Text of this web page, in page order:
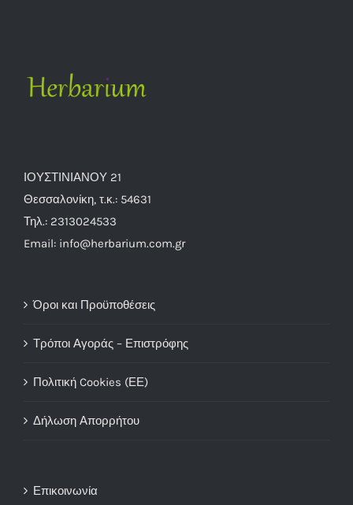
ΙΟΥΣΤΙΝΙΑΝΟΥ 21
Θεσσαλονίκη, τ.κ.: 54631
Τηλ.: 2313024533
Email: info@herbarium.com.gr
Όροι και Προϋποθέσεις
Τρόποι Αγοράς – Επιστρόφης
Πολιτική Cookies (ΕΕ)
Δήλωση Απορρήτου
Επικοινωνία